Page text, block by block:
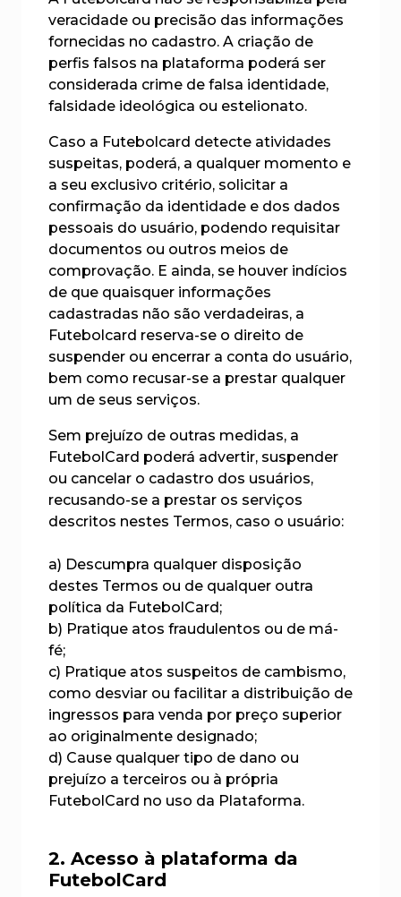
veracidade ou precisão das informações
fornecidas no cadastro. A criação de
perfis falsos na plataforma poderá ser
considerada crime de falsa identidade,
falsidade ideológica ou estelionato.
Caso a Futebolcard detecte atividades
suspeitas, poderá, a qualquer momento e
a seu exclusivo critério, solicitar a
confirmação da identidade e dos dados
pessoais do usuário, podendo requisitar
documentos ou outros meios de
comprovação. E ainda, se houver indícios
de que quaisquer informações
cadastradas não são verdadeiras, a
Futebolcard reserva-se o direito de
suspender ou encerrar a conta do usuário,
bem como recusar-se a prestar qualquer
um de seus serviços.
Sem prejuízo de outras medidas, a
FutebolCard poderá advertir, suspender
ou cancelar o cadastro dos usuários,
recusando-se a prestar os serviços
descritos nestes Termos, caso o usuário:
a) Descumpra qualquer disposição
destes Termos ou de qualquer outra
política da FutebolCard;
b) Pratique atos fraudulentos ou de má-
fé;
c) Pratique atos suspeitos de cambismo,
como desviar ou facilitar a distribuição de
ingressos para venda por preço superior
ao originalmente designado;
d) Cause qualquer tipo de dano ou
prejuízo a terceiros ou à própria
FutebolCard no uso da Plataforma.
2. Acesso à plataforma da
FutebolCard